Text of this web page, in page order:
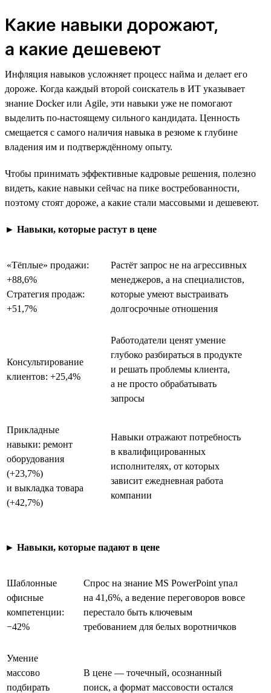
Какие навыки дорожают,
а какие дешевеют
Инфляция навыков усложняет процесс найма и делает его
дороже. Когда каждый второй соискатель в ИТ указывает
знание Docker или Agile, эти навыки уже не помогают
выделить по-настоящему сильного кандидата. Ценность
смещается с самого наличия навыка в резюме к глубине
владения им и подтверждённому опыту.
Чтобы принимать эффективные кадровые решения, полезно
видеть, какие навыки сейчас на пике востребованности,
поэтому стоят дороже, а какие стали массовыми и дешевеют.
► Навыки, которые растут в цене
«Тёплые» продажи:
+88,6%
Стратегия продаж:
+51,7%
Растёт запрос не на агрессивных
менеджеров, а на специалистов,
которые умеют выстраивать
долгосрочные отношения
Консультирование
клиентов: +25,4%
Работодатели ценят умение
глубоко разбираться в продукте
и решать проблемы клиента,
а не просто обрабатывать
запросы
Прикладные
навыки: ремонт
оборудования
(+23,7%)
и выкладка товара
(+42,7%)
Навыки отражают потребность
в квалифицированных
исполнителях, от которых
зависит ежедневная работа
компании
► Навыки, которые падают в цене
Шаблонные
офисные
компетенции:
−42%
Спрос на знание MS PowerPoint упал
на 41,6%, а ведение переговоров вовсе
перестало быть ключевым
требованием для белых воротничков
Умение
массово
подбирать
В цене — точечный, осознанный
поиск, а формат массовости остался